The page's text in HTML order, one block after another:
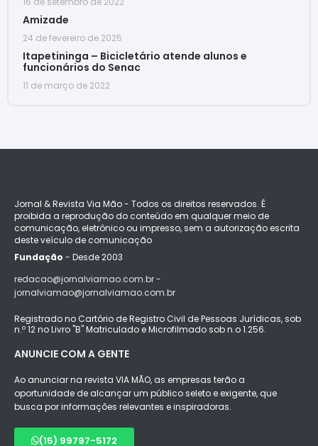
Amizade
24 de fevereiro de 2025
Itapetininga – Bicicletário atende alunos e
funcionários do Senac
11 de março de 2022
Jornal & Revista Via Mão - Todos os direitos reservados. É
proibida a reprodução do conteúdo em qualquer meio de
comunicação, eletrônico ou impresso, sem a autorização escrita
deste veículo de comunicação
Fundação - Desde 2003
redacao@jornalviamao.com.br -
jornalviamao@jornalviamao.com.br
Registrado no Cartório de Registro Civil de Pessoas Jurídicas, sob
n.º 12 no Livro "B" Matriculado e Microfilmado sob n.o 1.256.
ANUNCIE COM A GENTE
Ao anunciar na revista VIA MÃO, as empresas terão a
oportunidade de alcançar um público seleto e exigente, que
busca por informações relevantes e inspiradoras.
(15) 99797-5172